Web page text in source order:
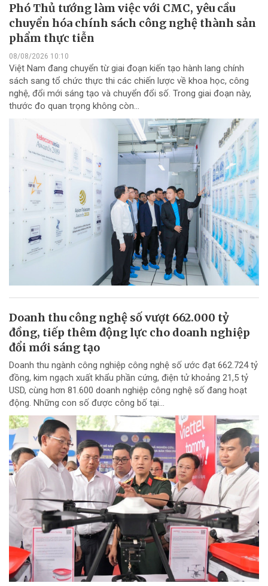
Phó Thủ tướng làm việc với CMC, yêu cầu
chuyển hóa chính sách công nghệ thành sản
phẩm thực tiễn
08/08/2026 10:10
Việt Nam đang chuyển từ giai đoạn kiến tạo hành lang chính
sách sang tổ chức thực thi các chiến lược về khoa học, công
nghệ, đổi mới sáng tạo và chuyển đổi số. Trong giai đoạn này,
thước đo quan trọng không còn...
Doanh thu công nghệ số vượt 662.000 tỷ
đồng, tiếp thêm động lực cho doanh nghiệp
đổi mới sáng tạo
Doanh thu ngành công nghiệp công nghệ số ước đạt 662.724 tỷ
đồng, kim ngạch xuất khẩu phần cứng, điện tử khoảng 21,5 tỷ
USD, cùng hơn 81.600 doanh nghiệp công nghệ số đang hoạt
động. Những con số được công bố tại...